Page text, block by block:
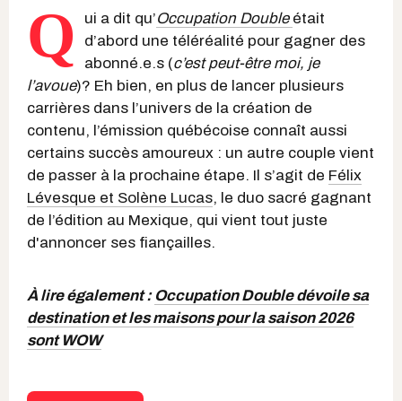
Q ui a dit qu’Occupation Double était
d’abord une téléréalité pour gagner des
abonné.e.s (c’est peut-être moi, je
l’avoue)? Eh bien, en plus de lancer plusieurs
carrières dans l’univers de la création de
contenu, l’émission québécoise connaît aussi
certains succès amoureux : un autre couple vient
de passer à la prochaine étape. Il s’agit de Félix
Lévesque et Solène Lucas, le duo sacré gagnant
de l’édition au Mexique, qui vient tout juste
d'annoncer ses fiançailles.
À lire également : Occupation Double dévoile sa
destination et les maisons pour la saison 2026
sont WOW